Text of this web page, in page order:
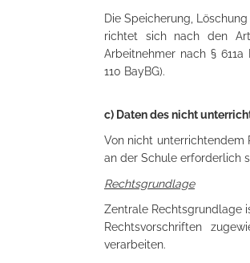
Die Speicherung,
richtet sich nach den
Arbeitnehmer nach §
110 BayBG).
c) Daten des nicht
Von nicht unterrichtendem
an der Schule erforderlich
Rechtsgrundlage
Zentrale Rechtsgrundlage
Rechtsvorschriften
verarbeiten.